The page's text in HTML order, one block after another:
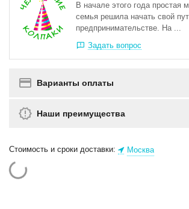
В начале этого года простая
семья решила начать свой
предпринимательстве. На ...
Задать вопрос
Варианты оплаты
Наши преимущества
Стоимость и сроки доставки: Москва